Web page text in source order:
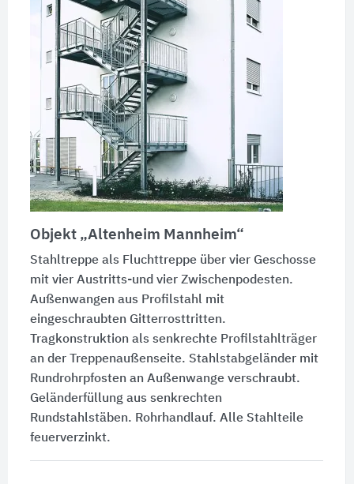
Objekt „Altenheim Mannheim“
Stahltreppe als Fluchttreppe über vier Geschosse
mit vier Austritts-und vier Zwischenpodesten.
Außenwangen aus Profilstahl mit
eingeschraubten Gitterrosttritten.
Tragkonstruktion als senkrechte Profilstahlträger
an der Treppenaußenseite. Stahlstabgeländer mit
Rundrohrpfosten an Außenwange verschraubt.
Geländerfüllung aus senkrechten
Rundstahlstäben. Rohrhandlauf. Alle Stahlteile
feuerverzinkt.